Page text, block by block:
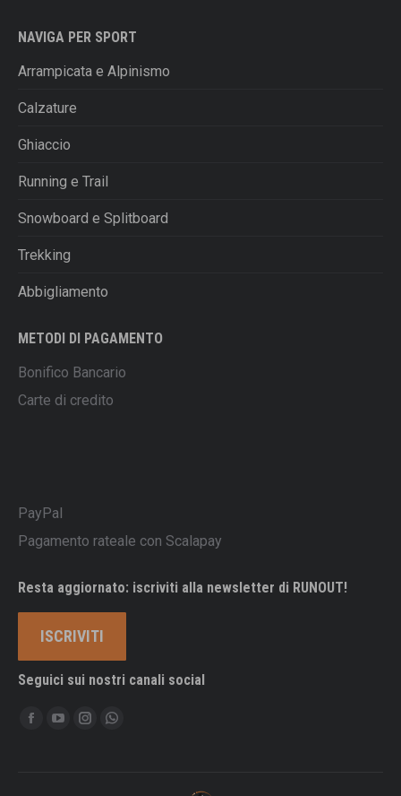
NAVIGA PER SPORT
Arrampicata e Alpinismo
Calzature
Ghiaccio
Running e Trail
Snowboard e Splitboard
Trekking
Abbigliamento
METODI DI PAGAMENTO
Bonifico Bancario
Carte di credito
PayPal
Pagamento rateale con Scalapay
Resta aggiornato: iscriviti alla newsletter di RUNOUT!
ISCRIVITI
Seguici sui nostri canali social
Ci puoi trovare su:
Facebook
YouTubeInstagramWhatsapp